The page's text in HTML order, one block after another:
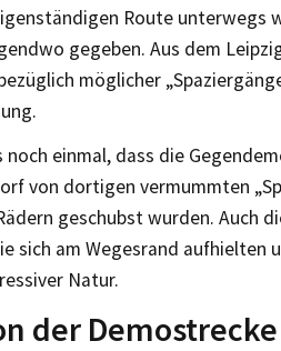
Route unterwegs
gegeben. Aus dem
möglicher
einmal, dass die
von dortigen vermummten
geschubst wurden. Auch
sich am Wegesrand aufhielten
Natur.
der